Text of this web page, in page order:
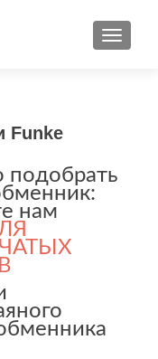
Funke
подобрать
нам